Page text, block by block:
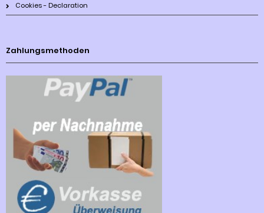
Cookies - Declaration
Zahlungsmethoden